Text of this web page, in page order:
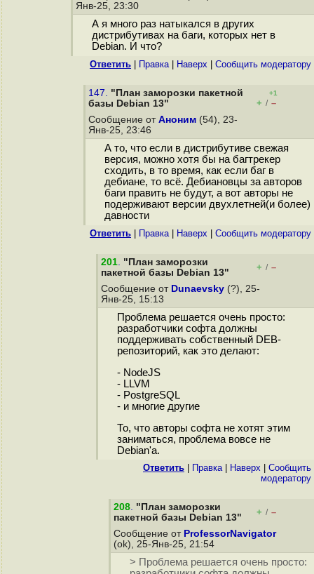
Янв-25, 23:30
А я много раз натыкался в других
дистрибутивах на баги, которых нет в
Debian. И что?
Ответить Правка| Наверх Cообщить модератору
147. "План заморозки пакетной
базы Debian 13"
+1
+ / –
Сообщение от Аноним (54), 23-
Янв-25, 23:46
А то, что если в дистрибутиве свежая
версия, можно хотя бы на багтрекер
сходить, в то время, как если баг в
дебиане, то всё. Дебиановцы за авторов
баги править не будут, а вот авторы не
подерживают версии двухлетней(и более)
давности
Ответить Правка| Наверх Cообщить модератору
201. "План заморозки
пакетной базы Debian 13"
+ / –
Сообщение от Dunaevsky (?), 25-
Янв-25, 15:13
Проблема решается очень просто:
разработчики софта должны
поддерживать собственный DEB-
репозиторий, как это делают:
- NodeJS
- LLVM
- PostgreSQL
- и многие другие
То, что авторы софта не хотят этим
заниматься, проблема вовсе не
Debian'а.
Ответить Правка| Наверх
Cообщить
модератору
208. "План заморозки
пакетной базы Debian 13"
+ / –
Сообщение от ProfessorNavigator
(ok), 25-Янв-25, 21:54
> Проблема решается очень просто: